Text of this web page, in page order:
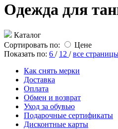
Одежда для
Каталог
Сортировать по:
Цене
Показать по: 6 / 12 /все
Как снять мерки
Доставка
Оплата
Обмен и возврат
Уход за обувью
Подарочные сертификаты
Дисконтные карты